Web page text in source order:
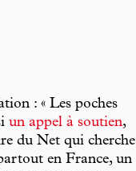
: « Les poches
un appel à soutien,
du Net qui cherche
en France, un